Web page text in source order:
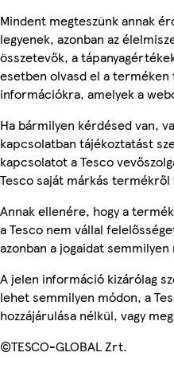
Mindent megteszünk annak
legyenek, azonban az
összetevők, a
esetben olvasd el a terméken
információkra, amelyek a
Ha bármilyen kérdésed van,
kapcsolatban tájékoztatást
kapcsolatot a Tesco
Tesco saját márkás termékről
Annak ellenére, hogy a
a Tesco nem vállal
azonban a jogaidat
A jelen információ kizárólag
lehet semmilyen módon, a
hozzájárulása nélkül, vagy
©TESCO-GLOBAL Zrt.